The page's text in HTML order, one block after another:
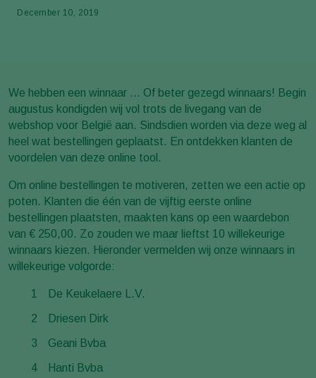
December 10, 2019
We hebben een winnaar ... Of beter gezegd winnaars! Begin
augustus kondigden wij vol trots de livegang van de
webshop voor België aan. Sindsdien worden via deze weg al
heel wat bestellingen geplaatst. En ontdekken klanten de
voordelen van deze online tool.
Om online bestellingen te motiveren, zetten we een actie op
poten. Klanten die één van de vijftig eerste online
bestellingen plaatsten, maakten kans op een waardebon
van € 250,00. Zo zouden we maar lieftst 10 willekeurige
winnaars kiezen. Hieronder vermelden wij onze winnaars in
willekeurige volgorde:
De Keukelaere L.V.
Driesen Dirk
Geani Bvba
Hanti Bvba